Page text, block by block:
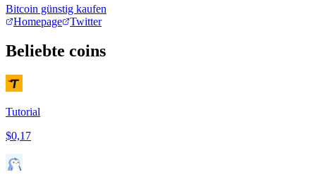
Bitcoin günstig kaufen
Homepage
Twitter
Beliebte coins
Tutorial
$0,17